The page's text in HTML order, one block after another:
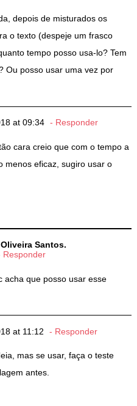
depois de misturados os
o texto (despeje um frasco
tempo posso usa-lo? Tem
Ou posso usar uma vez por
at 09:34 Responder
cara creio que com o tempo a
menos eficaz, sugiro usar o
Santos.
Responder
acha que posso usar esse
at 11:12 Responder
mas se usar, faça o teste
antes.